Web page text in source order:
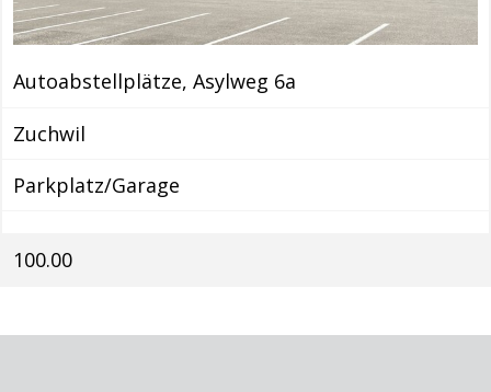
Autoabstellplätze, Asylweg 6a
Zuchwil
Parkplatz/Garage
100.00